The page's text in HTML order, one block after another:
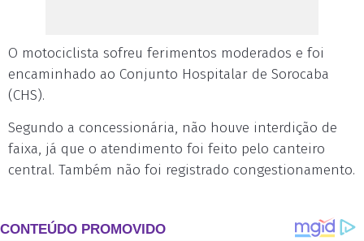
O motociclista sofreu ferimentos moderados e foi
encaminhado ao Conjunto Hospitalar de Sorocaba
(CHS).
Segundo a concessionária, não houve interdição de
faixa, já que o atendimento foi feito pelo canteiro
central. Também não foi registrado congestionamento.